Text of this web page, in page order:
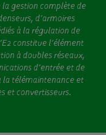
gestion complète de
d’armoires
à la régulation de
constitue l’élément
à doubles réseaux,
d’entrée et de
la télémaintenance et
et convertisseurs.